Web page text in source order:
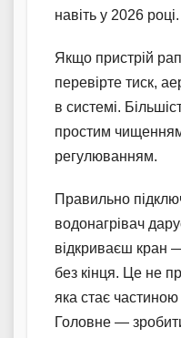
навіть у 2026 році.
Якщо пристрій
перевірте тиск,
в системі.
простим
регулюванням.
Правильно
водонагрівач
відкриваєш кран
без кінця. Це не
яка стає
Головне —